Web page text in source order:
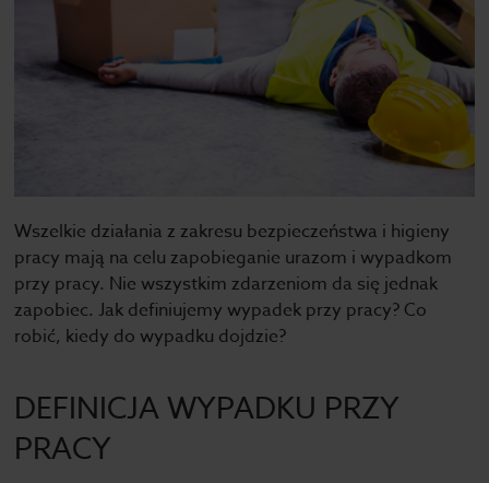
Wszelkie działania z zakresu bezpieczeństwa i higieny
pracy mają na celu zapobieganie urazom i wypadkom
przy pracy. Nie wszystkim zdarzeniom da się jednak
zapobiec. Jak definiujemy wypadek przy pracy? Co
robić, kiedy do wypadku dojdzie?
DEFINICJA WYPADKU PRZY
PRACY